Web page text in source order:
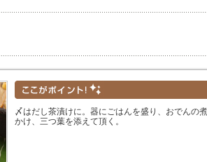
〆はだし茶漬けに。器にごはんを盛り、おでんの
かけ、三つ葉を添えて頂く。